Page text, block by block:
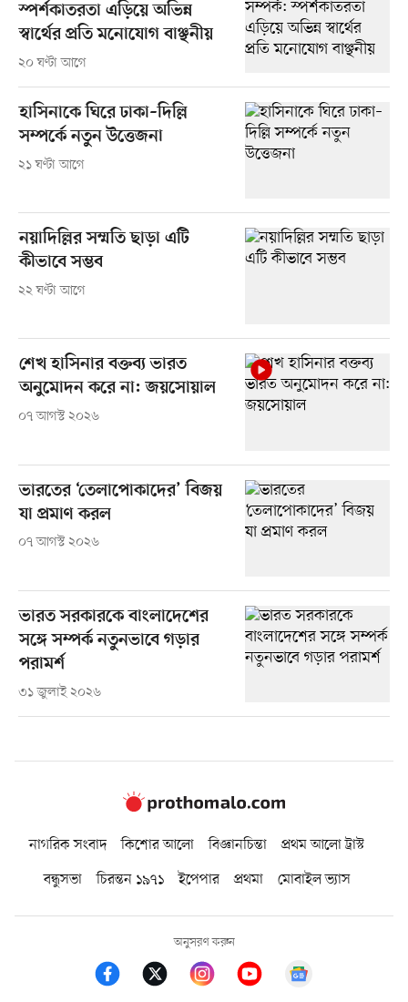
স্পর্শকাতরতা এড়িয়ে অভিন্ন
স্বার্থের প্রতি মনোযোগ বাঞ্ছনীয়
২০ ঘণ্টা আগে
হাসিনাকে ঘিরে ঢাকা–দিল্লি
সম্পর্কে নতুন উত্তেজনা
২১ ঘণ্টা আগে
নয়াদিল্লির সম্মতি ছাড়া এটি
কীভাবে সম্ভব
২২ ঘণ্টা আগে
শেখ হাসিনার বক্তব্য ভারত
অনুমোদন করে না: জয়সোয়াল
০৭ আগস্ট ২০২৬
ভারতের ‘তেলাপোকাদের’ বিজয়
যা প্রমাণ করল
০৭ আগস্ট ২০২৬
ভারত সরকারকে বাংলাদেশের
সঙ্গে সম্পর্ক নতুনভাবে গড়ার
পরামর্শ
৩১ জুলাই ২০২৬
নাগরিক সংবাদ কিশোর আলো বিজ্ঞানচিন্তা
প্রথম আলো ট্রাস্ট
বন্ধুসভা
চিরন্তন ১৯৭১ ইপেপার প্রথমা মোবাইল ভ্যাস
অনুসরণ করুন